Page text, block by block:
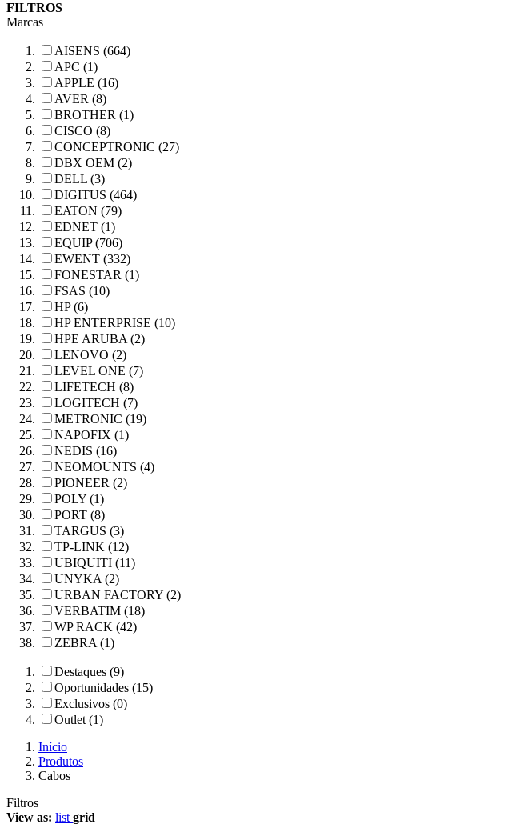
FILTROS
Marcas
AISENS (664)
APC (1)
APPLE (16)
AVER (8)
BROTHER (1)
CISCO (8)
CONCEPTRONIC (27)
DBX OEM (2)
DELL (3)
DIGITUS (464)
EATON (79)
EDNET (1)
EQUIP (706)
EWENT (332)
FONESTAR (1)
FSAS (10)
HP (6)
HP ENTERPRISE (10)
HPE ARUBA (2)
LENOVO (2)
LEVEL ONE (7)
LIFETECH (8)
LOGITECH (7)
METRONIC (19)
NAPOFIX (1)
NEDIS (16)
NEOMOUNTS (4)
PIONEER (2)
POLY (1)
PORT (8)
TARGUS (3)
TP-LINK (12)
UBIQUITI (11)
UNYKA (2)
URBAN FACTORY (2)
VERBATIM (18)
WP RACK (42)
ZEBRA (1)
Destaques (9)
Oportunidades (15)
Exclusivos (0)
Outlet (1)
Início
Produtos
Cabos
Filtros
View as: list grid